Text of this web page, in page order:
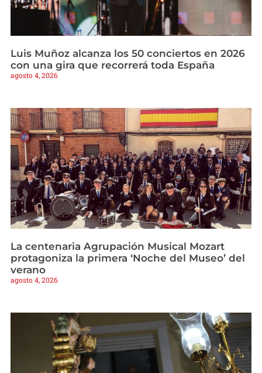
Luis Muñoz alcanza los 50 conciertos en 2026
con una gira que recorrerá toda España
agosto 4, 2026
La centenaria Agrupación Musical Mozart
protagoniza la primera ‘Noche del Museo’ del
verano
agosto 4, 2026